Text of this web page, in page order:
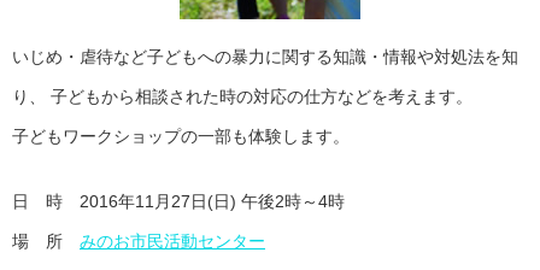
いじめ・虐待など子どもへの暴力に関する知識・情報や対処法を知
り、 子どもから相談された時の対応の仕方などを考えます。
子どもワークショップの一部も体験します。
日 時 2016年11月27日(日) 午後2時～4時
場 所 みのお市民活動センター